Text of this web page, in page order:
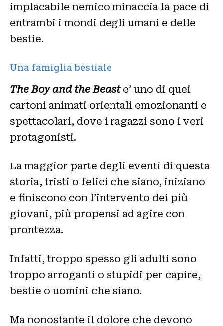
implacabile nemico minaccia la pace di
entrambi i mondi degli umani e delle
bestie.
Una famiglia bestiale
The Boy and the Beaste’ uno di quei
cartoni animati orientali emozionanti e
spettacolari, dove i ragazzi sono i veri
protagonisti.
La maggior parte degli eventi di questa
storia, tristi o felici che siano, iniziano
e finiscono con l’intervento dei più
giovani, più propensi ad agire con
prontezza.
Infatti, troppo spesso gli adulti sono
troppo arroganti o stupidi per capire,
bestie o uomini che siano.
Ma nonostante il dolore che devono